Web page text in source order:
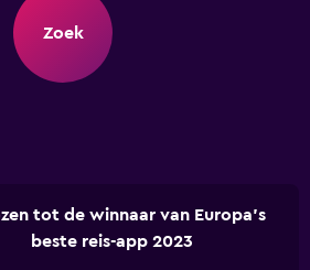
Zoek
tot de winnaar van Europa's
beste reis-app 2023